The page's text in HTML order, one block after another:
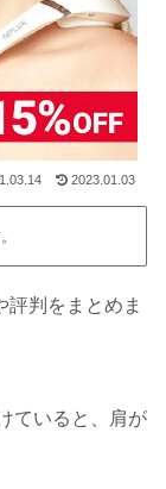
2023.01.03
評判をまとめま
ていると、肩が